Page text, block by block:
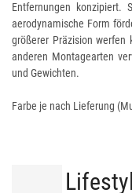
Entfernungen konzipiert.
aerodynamische Form
größerer Präzision werfen
anderen Montagearten
und Gewichten.
Farbe je nach Lieferung